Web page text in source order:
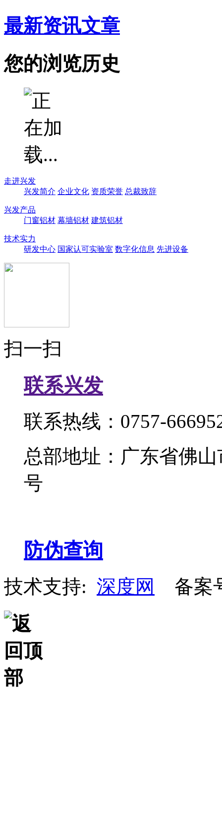
最新资讯文章
您的浏览历史
走进兴发
兴发简介 企业文化 资质荣誉 总裁致辞
兴发产品
门窗铝材 幕墙铝材 建筑铝材
技术实力
研发中心 国家认可实验室 数字化信息 先进设备
扫一扫
联系兴发
联系热线：0757-
总部地址：广东省佛
号
防伪查询
技术支持: 深度网 备案